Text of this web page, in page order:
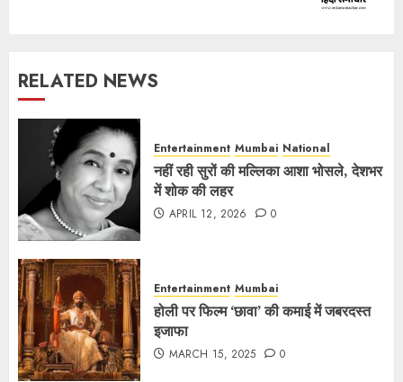
RELATED NEWS
Entertainment Mumbai National
नहीं रही सुरों की मल्लिका आशा भोसले, देशभर
में शोक की लहर
APRIL 12, 2026 0
Entertainment Mumbai
होली पर फिल्म ‘छावा’ की कमाई में जबरदस्त
इजाफा
MARCH 15, 2025 0